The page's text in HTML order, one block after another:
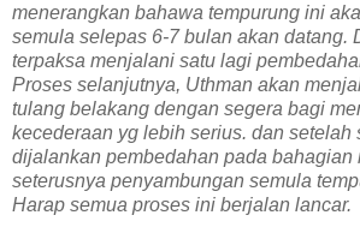
menerangkan bahawa tempurung ini
semula selepas 6-7 bulan akan datang.
terpaksa menjalani satu lagi
Proses selanjutnya, Uthman akan
tulang belakang dengan segera bagi
kecederaan yg lebih serius. dan setelah
dijalankan pembedahan pada bahagian
seterusnya penyambungan semula
Harap semua proses ini berjalan lancar.